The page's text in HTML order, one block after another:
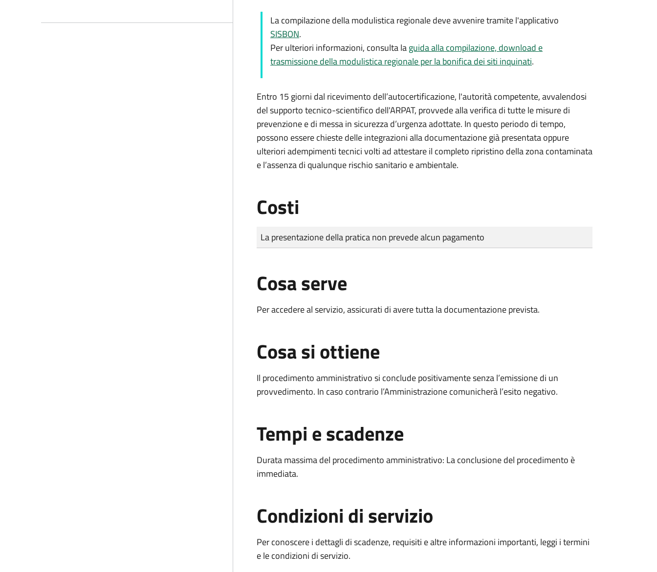
La compilazione della modulistica regionale deve avvenire tramite l'applicativo
SISBON.
Per ulteriori informazioni, consulta laguida alla compilazione, download e
trasmissione della modulistica regionale per la bonifica dei siti inquinati.
Entro 15 giorni dal ricevimento dell’autocertificazione, l'autorità competente, avvalendosi
del supporto tecnico-scientifico dell'ARPAT, provvede alla verifica di tutte le misure di
prevenzione e di messa in sicurezza d’urgenza adottate. In questo periodo di tempo,
possono essere chieste delle integrazioni alla documentazione già presentata oppure
ulteriori adempimenti tecnici volti ad attestare il completo ripristino della zona contaminata
e l’assenza di qualunque rischio sanitario e ambientale.
Costi
Tipo di pagamento
Importo
La presentazione della pratica non prevede alcun pagamento
Cosa serve
Per accedere al servizio, assicurati di avere tutta la documentazione prevista.
Cosa si ottiene
Il procedimento amministrativo si conclude positivamente senza l’emissione di un
provvedimento. In caso contrario l’Amministrazione comunicherà l’esito negativo.
Tempi e scadenze
Durata massima del procedimento amministrativo: La conclusione del procedimento è
immediata.
Condizioni di servizio
Per conoscere i dettagli di scadenze, requisiti e altre informazioni importanti, leggi i termini
e le condizioni di servizio.